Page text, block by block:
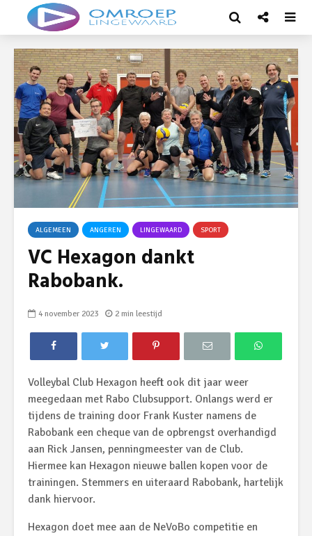
ALGEMEEN ANGEREN LINGEWAARD SPORT
VC Hexagon dankt
Rabobank.
4 november 2023 2 min leestijd
Volleybal Club Hexagon heeft ook dit jaar weer
meegedaan met Rabo Clubsupport. Onlangs werd er
tijdens de training door Frank Kuster namens de
Rabobank een cheque van de opbrengst overhandigd
aan Rick Jansen, penningmeester van de Club.
Hiermee kan Hexagon nieuwe ballen kopen voor de
trainingen. Stemmers en uiteraard Rabobank, hartelijk
dank hiervoor.
Hexagon doet mee aan de NeVoBo competitie en